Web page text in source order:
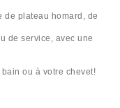
de plateau homard, de
de service, avec une
ou à votre chevet!